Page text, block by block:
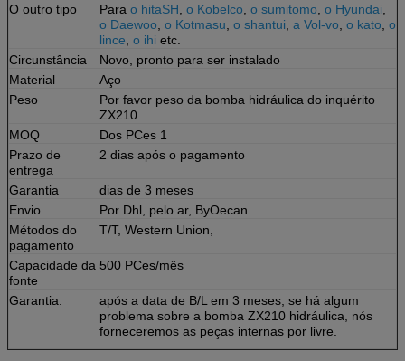
O outro tipo
Para o hitaSH o Kobelco o sumitomo o Hyundai
o Daewoo o Kotmasu o shantui a Vol-vo o kato o
lince o ihi etc.
Circunstância
Novo, pronto para ser instalado
Material
Aço
Peso
Por favor peso da bomba hidráulica do inquérito
ZX210
MOQ
Dos PCes 1
Prazo de
entrega
2 dias após o pagamento
Garantia
dias de 3 meses
Envio
Por Dhl, pelo ar, ByOecan
Métodos do
pagamento
T/T, Western Union,
Capacidade da
fonte
500 PCes/mês
Garantia:
após a data de B/L em 3 meses, se há algum
problema sobre a bomba ZX210 hidráulica, nós
forneceremos as peças internas por livre.